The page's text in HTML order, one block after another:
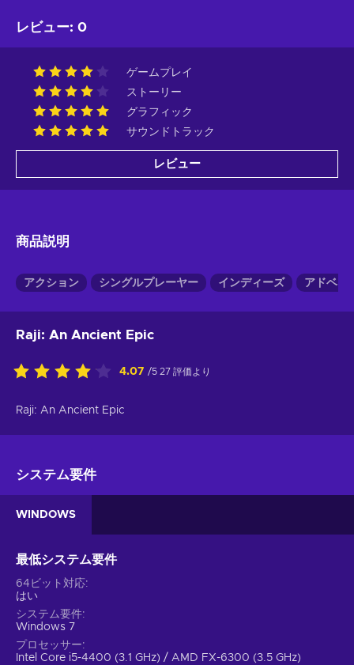
レビュー: 0
ゲームプレイ
ストーリー
グラフィック
サウンドトラック
レビュー
商品説明
アクション シングルプレーヤー インディーズ アドベン
Raji: An Ancient Epic
4.07 /5 27 評価より
Raji: An Ancient Epic
システム要件
WINDOWS
最低システム要件
64ビット対応
はい
システム要件
Windows 7
プロセッサー
Intel Core i5-4400 (3.1 GHz) / AMD FX-6300 (3.5 GHz)